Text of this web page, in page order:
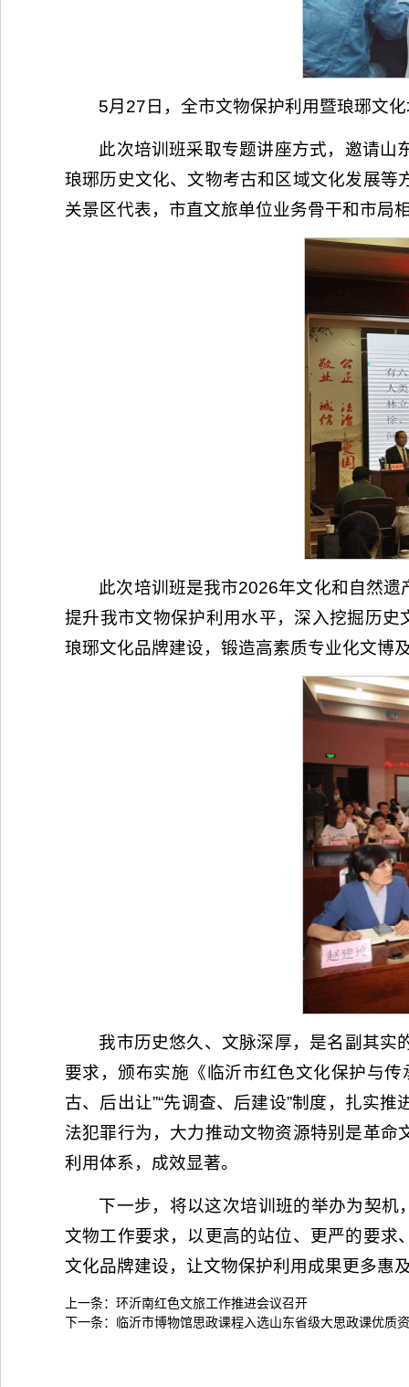
5月27日，全市文物保护利用暨琅琊文
此次培训班采取专题讲座方式，邀请山
琅琊历史文化、文物考古和区域文化发展
关景区代表，市直文旅单位业务骨干和市局
此次培训班是我市2026年文化和自然
提升我市文物保护利用水平，深入挖掘历史
琅琊文化品牌建设，锻造高素质专业化文博
我市历史悠久、文脉深厚，是名副其实
要求，颁布实施《临沂市红色文化保护与
古、后出让”“先调查、后建设”制度，扎实
法犯罪行为，大力推动文物资源特别是革
利用体系，成效显著。
下一步，将以这次培训班的举办为契机
文物工作要求，以更高的站位、更严的要
文化品牌建设，让文物保护利用成果更多惠
上一条： 环沂南红色文旅工作推进会议召开
下一条： 临沂市博物馆思政课程入选山东省级大思政课优质